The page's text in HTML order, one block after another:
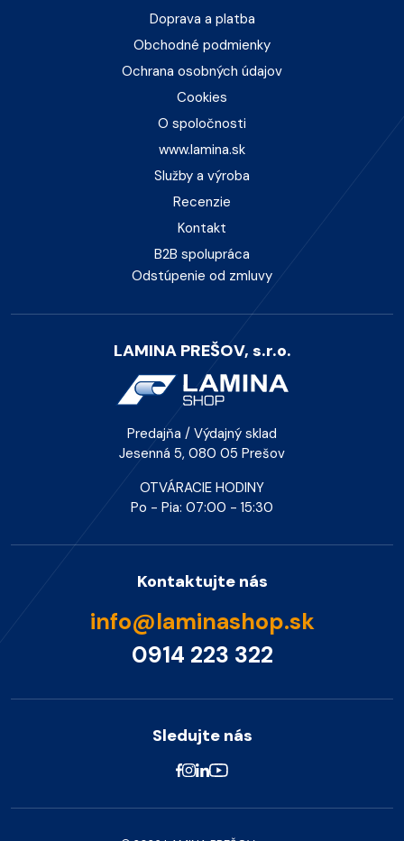
Doprava a platba
Obchodné podmienky
Ochrana osobných údajov
Cookies
O spoločnosti
www.lamina.sk
Služby a výroba
Recenzie
Kontakt
B2B spolupráca
Odstúpenie od zmluvy
LAMINA PREŠOV, s.r.o.
Predajňa / Výdajný sklad
Jesenná 5, 080 05 Prešov
OTVÁRACIE HODINY
Po - Pia: 07:00 - 15:30
Kontaktujte nás
info@laminashop.sk
0914 223 322
Sledujte nás